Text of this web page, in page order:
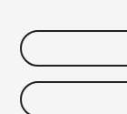
튜토리얼
및 이용약관
법률
매 금지
쿠